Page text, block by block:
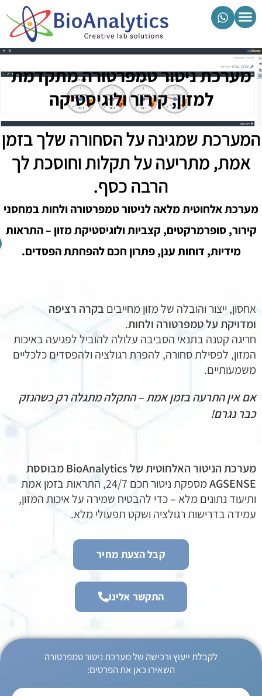
מערכת ניטור טמפרטורה מתקדמת
למזון, קירור ולוגיסטיקה
שמגינה על הסחורה שלך בזמן
אמת, מתריעה על תקלות וחוסכת לך
הרבה כסף.
אלחוטית מלאה לניטור טמפרטורה ולחות במחסני
סופרמרקטים, קצביות ולוגיסטיקת מזון – התראות
מידיות, דוחות ענן, פתרון חכם להפחתת הפסדים.
ייצור והובלה של מזון מחייביםבקרה רציפה
על טמפרטורה ולחות.
קטנה בתנאי הסביבה עלולה להוביל לפגיעה באיכות
לפסילת סחורה, להפרת רגולציה ולהפסדים כלכליים
אין התרעה בזמן אמת – התקלה מתגלה רק כשהנזק
נגרם!
מערכת הניטור האלחוטית של BioAnalytics מבוססת
מספקת ניטור חכם 24/7, התראות בזמן אמת
נתונים מלא – כדי להבטיח שמירה על איכות המזון,
בדרישות רגולציה ושקט תפעולי מלא.
קבל הצעת מחיר
התקשר אלינו
לקבלת ייעוץ ורכישה של מערכת ניטור טמפרטורה
השאירו כאן את הפרטים:
פתח